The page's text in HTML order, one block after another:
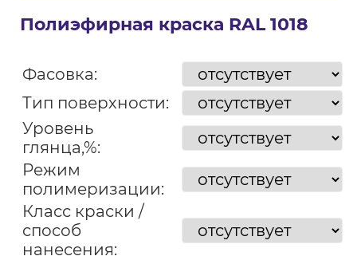
Полиэфирная краска RAL 1018
Фасовка:
Тип поверхности:
Уровень
глянца,%:
Режим
полимеризации:
Класс краски /
способ
нанесения: